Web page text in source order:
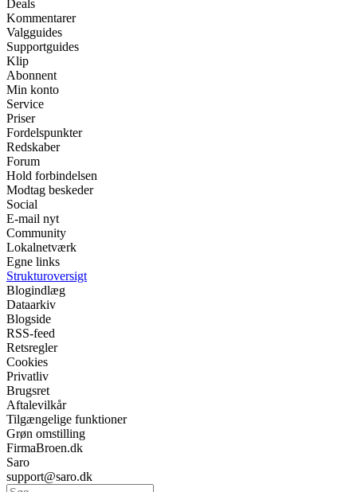
Deals
Kommentarer
Valgguides
Supportguides
Klip
Abonnent
Min konto
Service
Priser
Fordelspunkter
Redskaber
Forum
Hold forbindelsen
Modtag beskeder
Social
E-mail nyt
Community
Lokalnetværk
Egne links
Strukturoversigt
Blogindlæg
Dataarkiv
Blogside
RSS-feed
Retsregler
Cookies
Privatliv
Brugsret
Aftalevilkår
Tilgængelige funktioner
Grøn omstilling
FirmaBroen.dk
Saro
support@saro.dk